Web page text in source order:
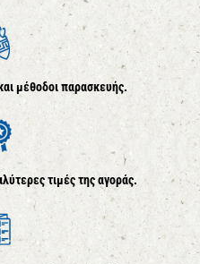
μέθοδοι παρασκευής.
τιμές της αγοράς.